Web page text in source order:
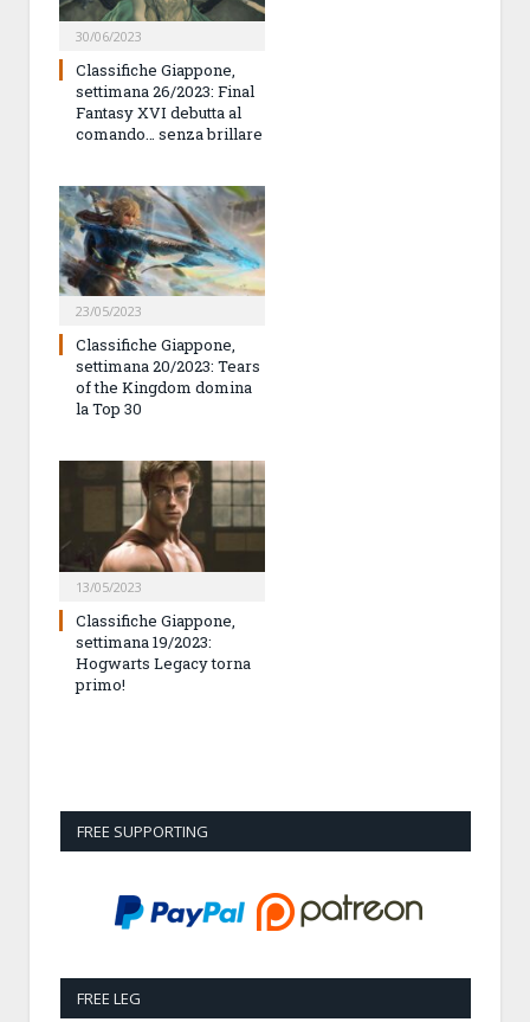
30/06/2023
Classifiche Giappone,
settimana 26/2023: Final
Fantasy XVI debutta al
comando… senza brillare
23/05/2023
Classifiche Giappone,
settimana 20/2023: Tears
of the Kingdom domina
la Top 30
13/05/2023
Classifiche Giappone,
settimana 19/2023:
Hogwarts Legacy torna
primo!
FREE SUPPORTING
FREE LEG